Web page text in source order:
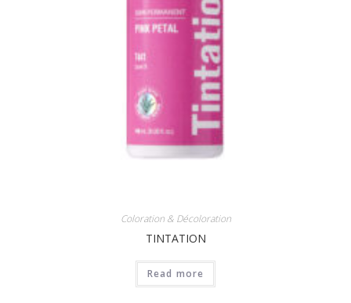
Coloration & Décoloration
TINTATION
Read more